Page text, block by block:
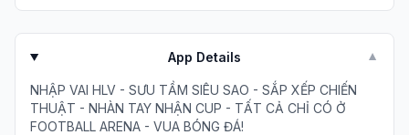
App Details ▼
NHẬP VAI HLV - SƯU TẦM SIÊU SAO - SẮP XẾP CHIẾN
THUẬT - NHÀN TAY NHẬN CUP - TẤT CẢ CHỈ CÓ Ở
FOOTBALL ARENA - VUA BÓNG ĐÁ!